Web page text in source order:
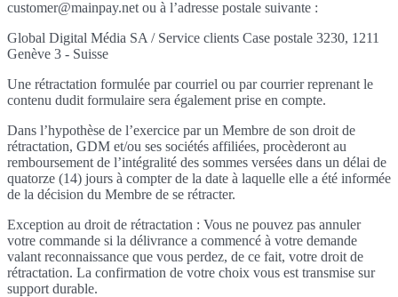
customer@mainpay.net ou à l’adresse postale suivante :
Global Digital Média SA / Service clients Case postale 3230, 1211
Genève 3 - Suisse
Une rétractation formulée par courriel ou par courrier reprenant le
contenu dudit formulaire sera également prise en compte.
Dans l’hypothèse de l’exercice par un Membre de son droit de
rétractation, GDM et/ou ses sociétés affiliées, procèderont au
remboursement de l’intégralité des sommes versées dans un délai de
quatorze (14) jours à compter de la date à laquelle elle a été informée
de la décision du Membre de se rétracter.
Exception au droit de rétractation : Vous ne pouvez pas annuler
votre commande si la délivrance a commencé à votre demande
valant reconnaissance que vous perdez, de ce fait, votre droit de
rétractation. La confirmation de votre choix vous est transmise sur
support durable.